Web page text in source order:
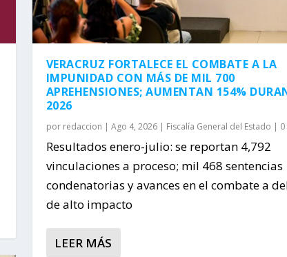
VERACRUZ FORTALECE EL COMBATE A LA
IMPUNIDAD CON MÁS DE MIL 700
APREHENSIONES; AUMENTAN 154%
2026
por redaccion | Ago 4, 2026| Fiscalía General del Estado | 0
Resultados enero-julio: se reportan 4,792
vinculaciones a proceso; mil 468 sentencias
condenatorias y avances en el combate a
de alto impacto
LEER MÁS